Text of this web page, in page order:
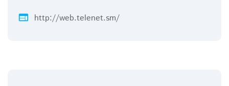
web http://web.telenet.sm/